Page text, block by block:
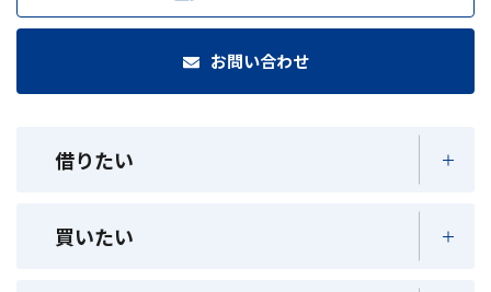
お問い合わせ
借りたい
買いたい